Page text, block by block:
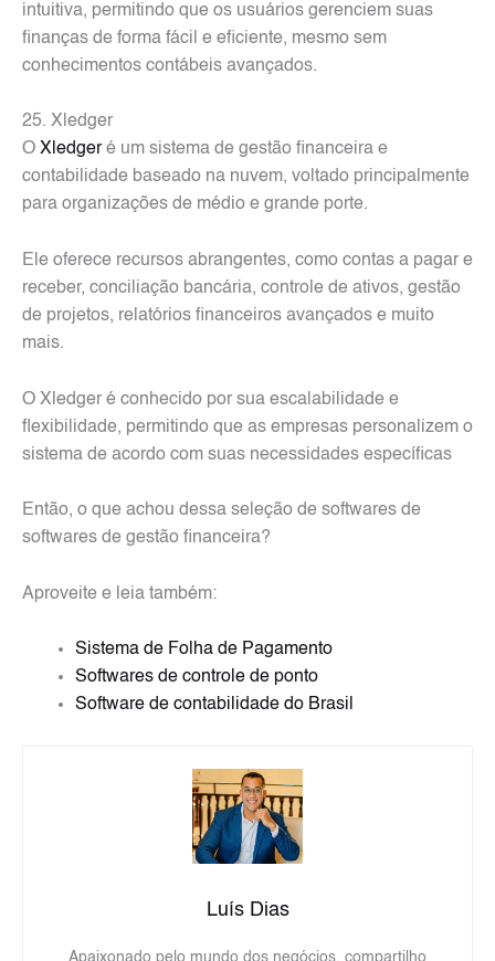
intuitiva, permitindo que os usuários gerenciem suas
finanças de forma fácil e eficiente, mesmo sem
conhecimentos contábeis avançados.
25. Xledger
O Xledgeré um sistema de gestão financeira e
contabilidade baseado na nuvem, voltado principalmente
para organizações de médio e grande porte.
Ele oferece recursos abrangentes, como contas a pagar e
receber, conciliação bancária, controle de ativos, gestão
de projetos, relatórios financeiros avançados e muito
mais.
O Xledger é conhecido por sua escalabilidade e
flexibilidade, permitindo que as empresas personalizem o
sistema de acordo com suas necessidades específicas
Então, o que achou dessa seleção de softwares de
softwares de gestão financeira?
Aproveite e leia também:
Sistema de Folha de Pagamento
Softwares de controle de ponto
Software de contabilidade do Brasil
Luís Dias
Apaixonado pelo mundo dos negócios, compartilho